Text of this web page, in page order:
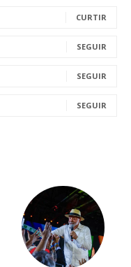
CURTIR
SEGUIR
SEGUIR
SEGUIR